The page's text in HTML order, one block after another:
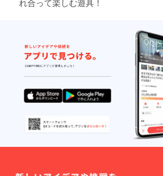
れ合って楽しむ遊具！